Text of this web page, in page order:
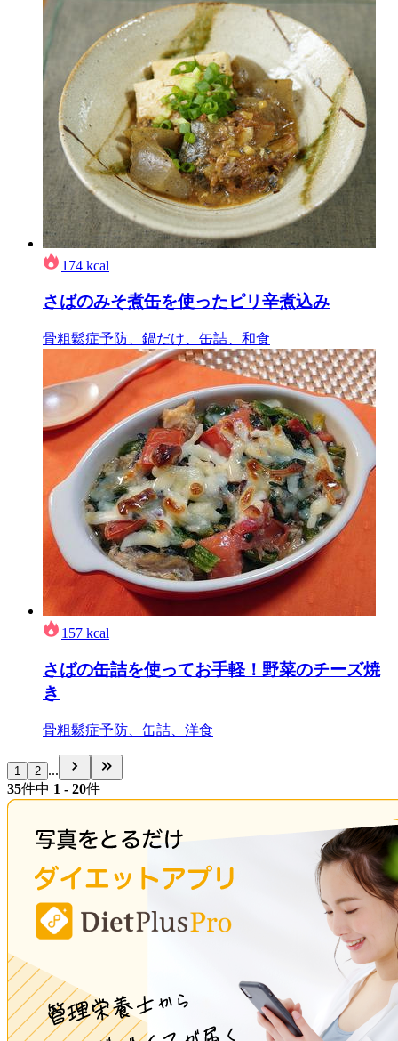
174 kcal
さばのみそ煮缶を使ったピリ辛煮込み
骨粗鬆症予防、鍋だけ、缶詰、和食
157 kcal
さばの缶詰を使ってお手軽！野菜のチーズ焼
き
骨粗鬆症予防、缶詰、洋食
1 2 ...
35件中 1 - 20件